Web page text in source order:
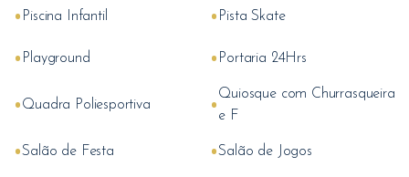
• Piscina Infantil • Pista Skate
• Playground • Portaria 24Hrs
•Quadra Poliesportiva •Quiosque com Churrasqueira
e F
•Salão de Festa •Salão de Jogos